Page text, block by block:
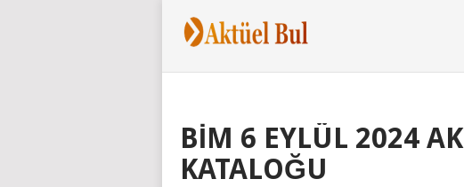
BİM 6 EYLÜL 2024
KATALOĞU